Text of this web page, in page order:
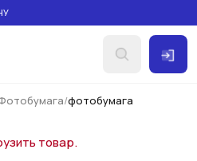
/фотобумага
товар.